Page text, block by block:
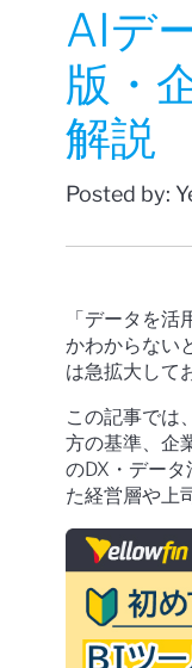
AIデ
版・
解説
Posted by:
「データを
かわからない
は急拡大して
この記事では
方の基準、企
のDX・デー
た経営層や上